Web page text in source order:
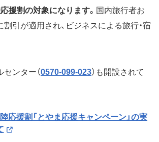
援割の対象になります。 国内旅行者お
引が適用され、ビジネスによる旅行・宿
ンター（0570-099-023）も開設されて
応援割「とやま応援キャンペーン」の実